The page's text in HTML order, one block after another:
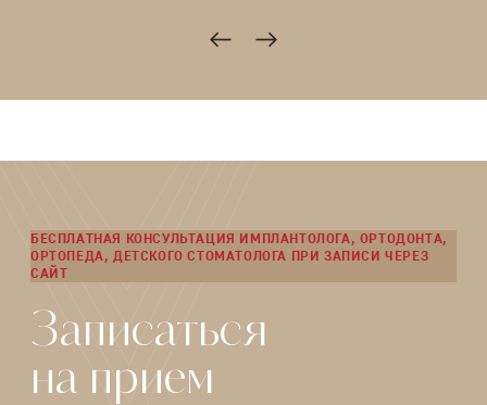
БЕСПЛАТНАЯ КОНСУЛЬТАЦИЯ ИМПЛАНТОЛОГА, ОРТОДОНТА,
ОРТОПЕДА, ДЕТСКОГО СТОМАТОЛОГА ПРИ ЗАПИСИ ЧЕРЕЗ
САЙТ
Записаться
на прием